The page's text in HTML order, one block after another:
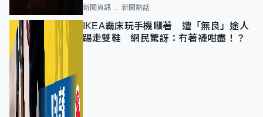
新聞資訊 新聞熱話
IKEA霸床玩手機瞓著 遭「無良」途人
踢走雙鞋 網民驚訝：冇著襪咁盡！？